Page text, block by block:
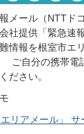
メール（NTTド
社提供「緊急
情報を根室市エ
ご自分の携帯電
ださい。
リアメール」 サ